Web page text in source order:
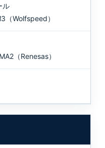
ル
（Wolfspeed）
（Renesas）